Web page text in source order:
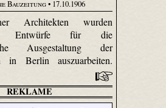
Bauzeitung• 17.10.1906
Architekten wurden
Entwürfe für die
Ausgestaltung der
in Berlin auszuarbeiten.
REKLAME